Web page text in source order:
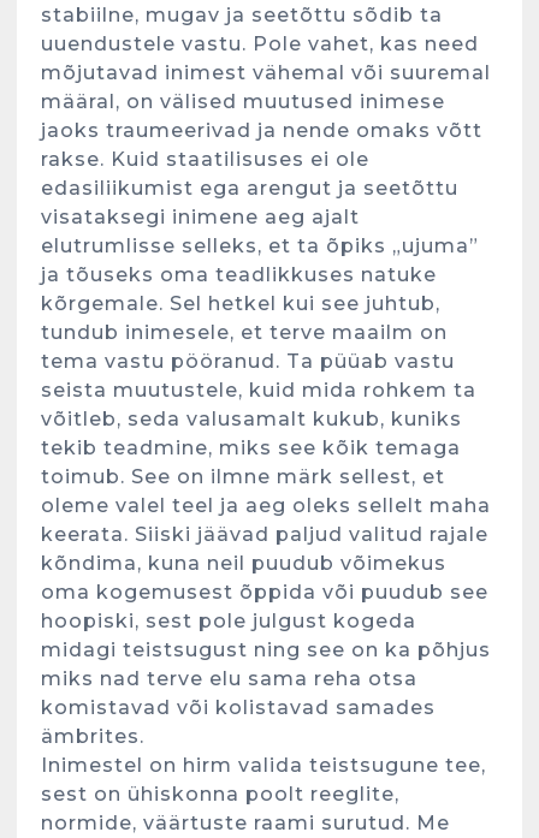
stabiilne, mugav ja seetõttu sõdib ta
uuendustele vastu. Pole vahet, kas need
mõjutavad inimest vähemal või suuremal
määral, on välised muutused inimese
jaoks traumeerivad ja nende omaks võtt
rakse. Kuid staatilisuses ei ole
edasiliikumist ega arengut ja seetõttu
visataksegi inimene aeg ajalt
elutrumlisse selleks, et ta õpiks „ujuma”
ja tõuseks oma teadlikkuses natuke
kõrgemale. Sel hetkel kui see juhtub,
tundub inimesele, et terve maailm on
tema vastu pööranud. Ta püüab vastu
seista muutustele, kuid mida rohkem ta
võitleb, seda valusamalt kukub, kuniks
tekib teadmine, miks see kõik temaga
toimub. See on ilmne märk sellest, et
oleme valel teel ja aeg oleks sellelt maha
keerata. Siiski jäävad paljud valitud rajale
kõndima, kuna neil puudub võimekus
oma kogemusest õppida või puudub see
hoopiski, sest pole julgust kogeda
midagi teistsugust ning see on ka põhjus
miks nad terve elu sama reha otsa
komistavad või kolistavad samades
ämbrites.
Inimestel on hirm valida teistsugune tee,
sest on ühiskonna poolt reeglite,
normide, väärtuste raami surutud. Me